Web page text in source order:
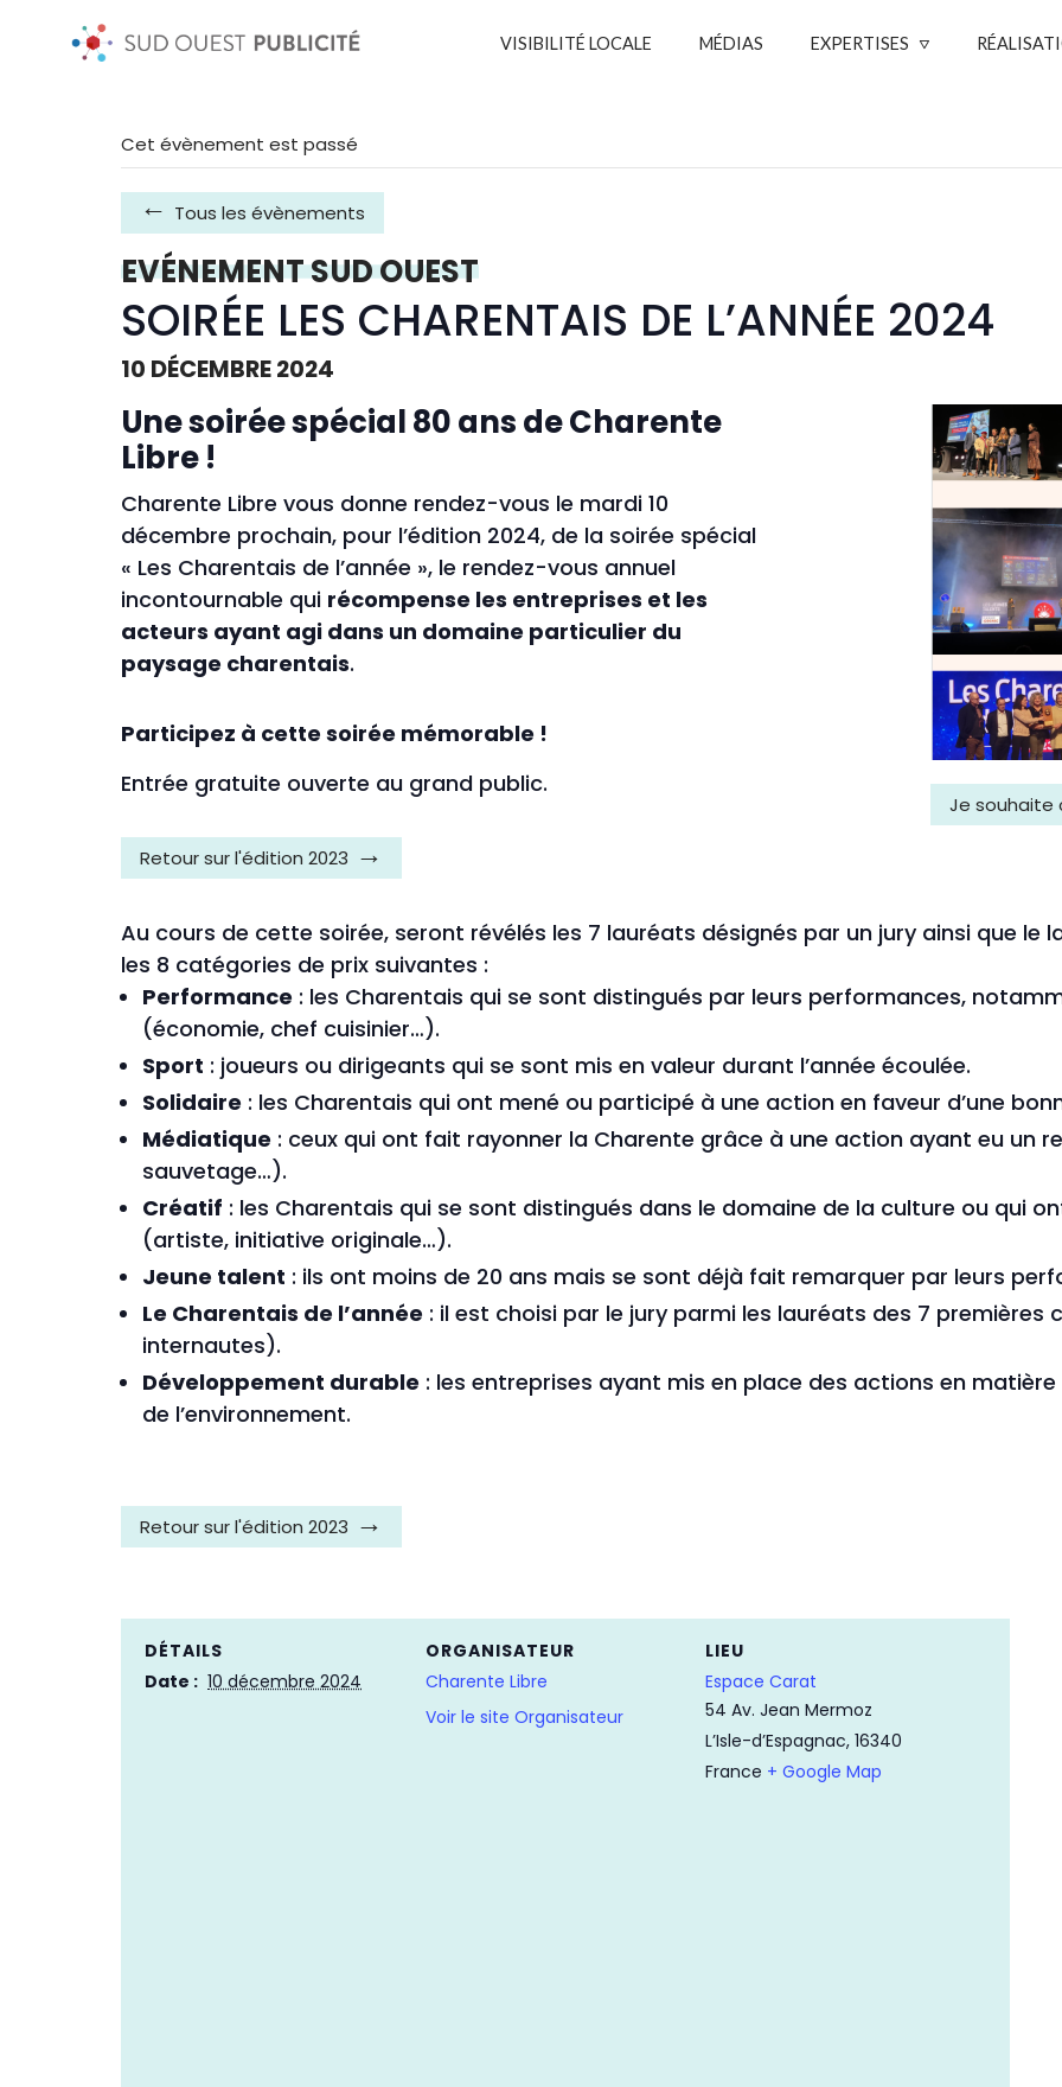
VISIBILITÉ LOCALE MÉDIAS EXPERTISES
Cet évènement est passé
Tous les évènements
EVÉNEMENT SUD OUEST
SOIRÉE LES CHARENTAIS DE L’ANNÉE 2024
10 DÉCEMBRE 2024
Une soirée spécial 80 ans de Charente
Libre !
Charente Libre vous donne rendez-vous le mardi 10
décembre prochain, pour l’édition 2024, de la soirée spécial
« Les Charentais de l’année », le rendez-vous annuel
incontournable qui récompense les entreprises et les
acteurs ayant agi dans un domaine particulier du
paysage charentais.
Participez à cette soirée mémorable !
Entrée gratuite ouverte au grand public.
Retour sur l'édition 2023
Je souhaite
Au cours de cette soirée, seront révélés les 7 lauréats désignés par un jury ainsi que le
les 8 catégories de prix suivantes :
Performance : les Charentais qui se sont distingués par leurs performances,
(économie, chef cuisinier…).
Sport : joueurs ou dirigeants qui se sont mis en valeur durant l’année écoulée.
Solidaire : les Charentais qui ont mené ou participé à une action en faveur d’une
Médiatique : ceux qui ont fait rayonner la Charente grâce à une action ayant eu un
sauvetage…).
Créatif : les Charentais qui se sont distingués dans le domaine de la culture ou qui
(artiste, initiative originale…).
Jeune talent : ils ont moins de 20 ans mais se sont déjà fait remarquer par leurs
Le Charentais de l’année : il est choisi par le jury parmi les lauréats des 7
internautes).
Développement durable : les entreprises ayant mis en place des actions en
de l’environnement.
Retour sur l'édition 2023
DÉTAILS
Date : 10 décembre 2024
ORGANISATEUR
Charente Libre
Voir le site Organisateur
LIEU
Espace Carat
54 Av. Jean Mermoz
L’Isle-d’Espagnac, 16340
France + Google Map